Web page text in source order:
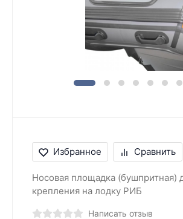
Избранное Сравнить
Носовая площадка (бушпритная)
крепления на лодку РИБ
Написать отзыв